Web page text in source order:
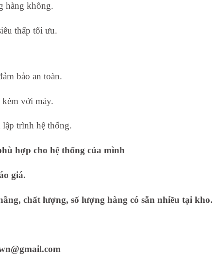
hàng không.
thấp tối ưu.
bảo an toàn.
với máy.
lập trình hệ thống.
hợp cho hệ thống của mình
giá.
chất lượng, số lượng hàng có sẵn nhiều tại kho.